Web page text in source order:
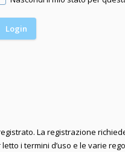
La registrazione
i termini d’uso e le varie